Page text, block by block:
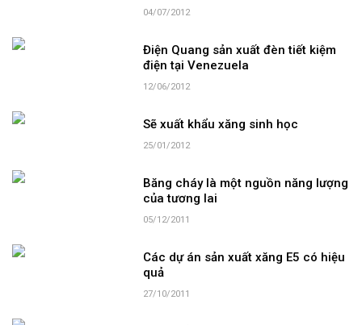
04/07/2012
Điện Quang sản xuất đèn tiết kiệm
điện tại Venezuela
12/06/2012
Sẽ xuất khẩu xăng sinh học
25/01/2012
Băng cháy là một nguồn năng lượng
của tương lai
05/12/2011
Các dự án sản xuất xăng E5 có hiệu
quả
27/10/2011